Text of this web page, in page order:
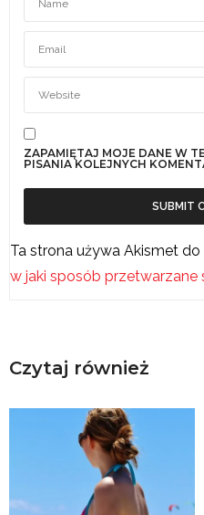
ZAPAMIĘTAJ MOJE DANE W
PISANIA KOLEJNYCH
Ta strona używa Akismet do
w jaki sposób przetwarzane
Czytaj również